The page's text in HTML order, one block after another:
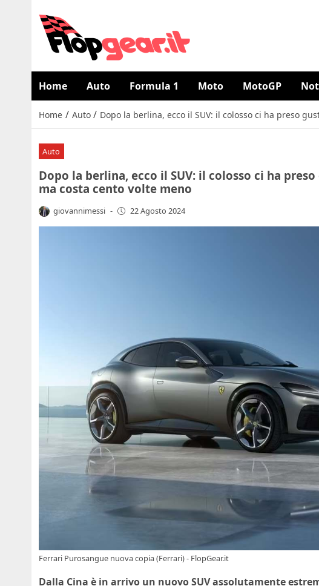
Home Auto Formula 1 Moto MotoGP
Home / Auto / Dopo la berlina, ecco il SUV: il colosso ci ha preso
Auto
Dopo la berlina, ecco il SUV: il colosso ci ha
ma costa cento volte meno
giovannimessi - 22 Agosto 2024
Ferrari Purosangue nuova copia (Ferrari) - FlopGear.it
Dalla Cina è in arrivo un nuovo SUV assolutamente